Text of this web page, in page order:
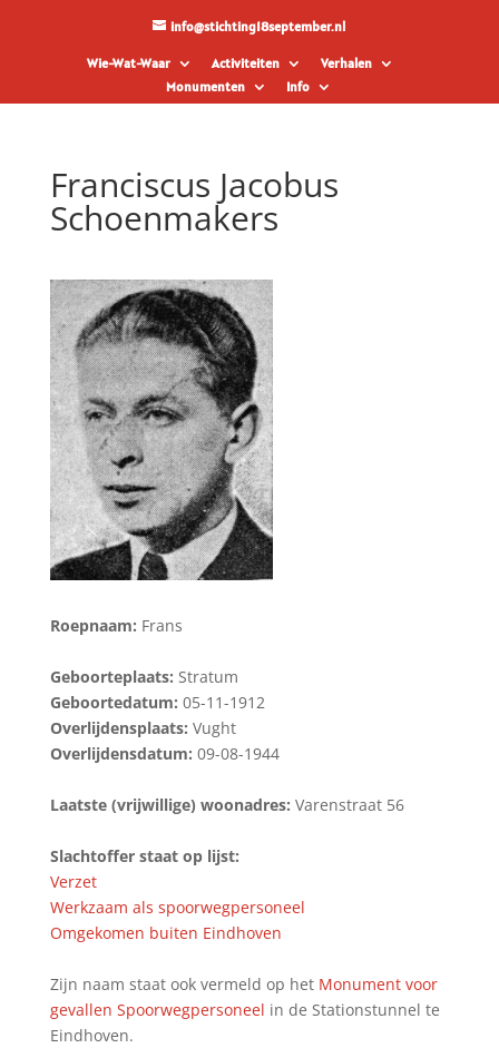
info@stichting18september.nl
Wie-Wat-Waar Activiteiten
Verhalen
Monumenten
Info
Franciscus Jacobus
Schoenmakers
Roepnaam: Frans
Geboorteplaats: Stratum
Geboortedatum: 05-11-1912
Overlijdensplaats: Vught
Overlijdensdatum: 09-08-1944
Laatste (vrijwillige) woonadres: Varenstraat 56
Slachtoffer staat op lijst:
Verzet
Werkzaam als spoorwegpersoneel
Omgekomen buiten Eindhoven
Zijn naam staat ook vermeld op het Monument voor
gevallen Spoorwegpersoneel in de Stationstunnel te
Eindhoven.